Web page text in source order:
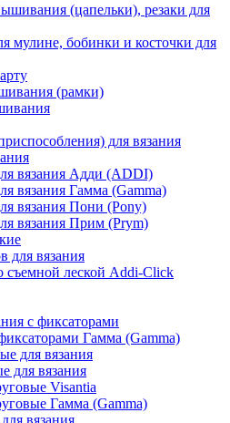
(цапельки), резаки для
мулине, бобинки и косточки для
(рамки)
для вязания
вязания Адди (ADDI)
вязания Гамма (Gamma)
вязания Пони (Pony)
вязания Прим (Prym)
для вязания
съемной леской Addi-Click
с фиксаторами
Гамма (Gamma)
для вязания
для вязания
Visantia
Гамма (Gamma)
вязания